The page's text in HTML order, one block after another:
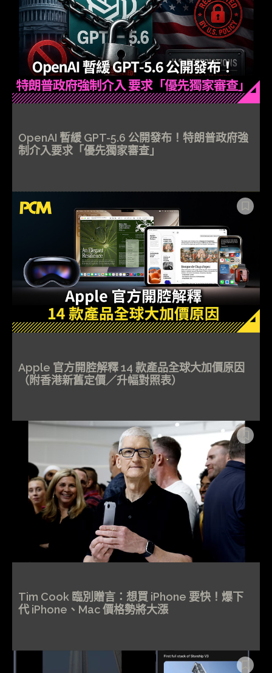
OpenAI 暫緩 GPT-5.6 公開發布！特朗普政府強
制介入要求「優先獨家審查」
Apple 官方開腔解釋 14 款產品全球大加價原因
（附香港新舊定價／升幅對照表）
Tim Cook 臨別贈言：想買 iPhone 要快！爆下
代 iPhone、Mac 價格勢將大漲